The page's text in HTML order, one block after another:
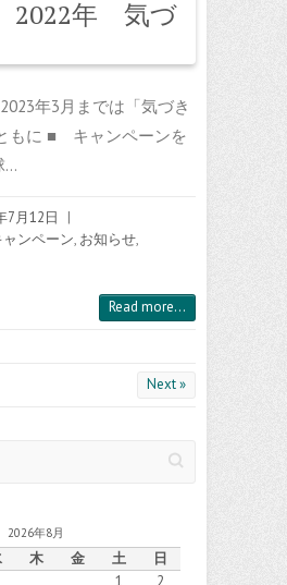
2022年 気づ
年3月までは「気づき
もに ■ キャンペーンを
…
7月12日
|
ャンペーン, お知らせ,
Read more...
Next »
2026年8月
木 金 土
日
1
2